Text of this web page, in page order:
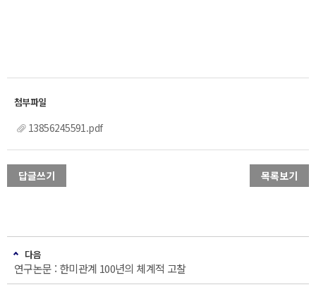
13856245591.pdf
답글쓰기 목록보기
다음
연구논문 : 한미관계 100년의 체계적 고찰